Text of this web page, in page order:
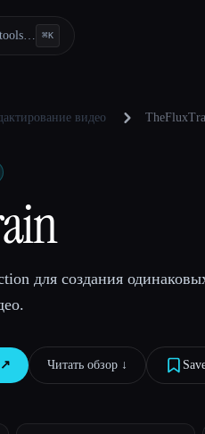
tools… ⌘K
видео
для создания
↗︎ Читать обзор ↓︎